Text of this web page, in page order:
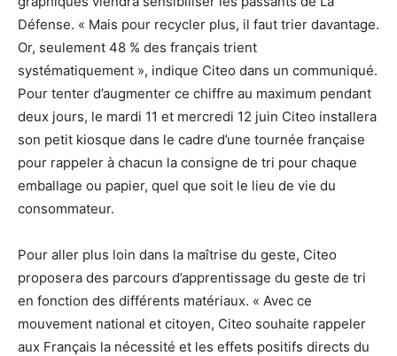
Défense. « Mais pour recycler plus, il faut trier davantage.
Or, seulement 48 % des français trient
systématiquement », indique Citeo dans un communiqué.
Pour tenter d’augmenter ce chiffre au maximum pendant
deux jours, le mardi 11 et mercredi 12 juin Citeo installera
son petit kiosque dans le cadre d’une tournée française
pour rappeler à chacun la consigne de tri pour chaque
emballage ou papier, quel que soit le lieu de vie du
consommateur.
Pour aller plus loin dans la maîtrise du geste, Citeo
proposera des parcours d’apprentissage du geste de tri
en fonction des différents matériaux. « Avec ce
mouvement national et citoyen, Citeo souhaite rappeler
aux Français la nécessité et les effets positifs directs du